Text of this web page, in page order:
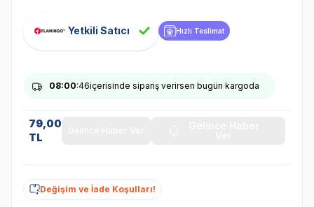
Yetkili Satıcı Hızlı Teslimat
08:00:46içerisinde sipariş verirsen bugün kargoda
79,00
TL
Değişim ve İade Koşulları!